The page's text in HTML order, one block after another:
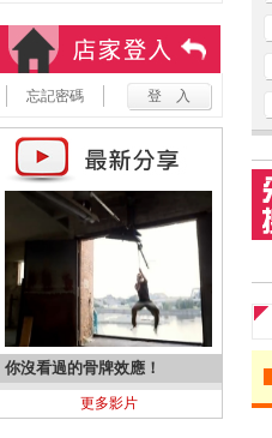
忘記密碼
你沒看過的骨牌效應！
更多影片